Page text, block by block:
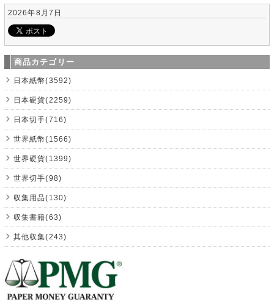
2026年8月7日
商品カテゴリー
日本紙幣(3592)
日本硬貨(2259)
日本切手(716)
世界紙幣(1566)
世界硬貨(1399)
世界切手(98)
収集用品(130)
収集書籍(63)
其他収集(243)